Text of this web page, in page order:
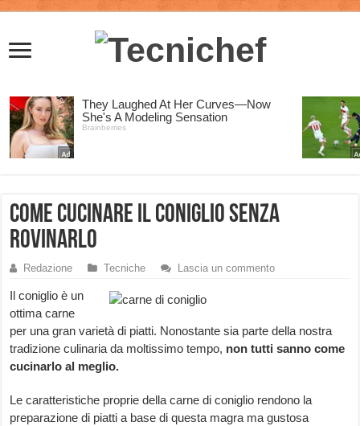
Come cucinare il coniglio senza
rovinarlo
Redazione Tecniche Lascia un commento
Il coniglio è un
ottima carne
per una gran varietà di piatti. Nonostante sia parte della nostra
tradizione culinaria da moltissimo tempo, non tutti sanno come
cucinarlo al meglio.
Le caratteristiche proprie della carne di coniglio rendono la
preparazione di piatti a base di questa magra ma gustosa